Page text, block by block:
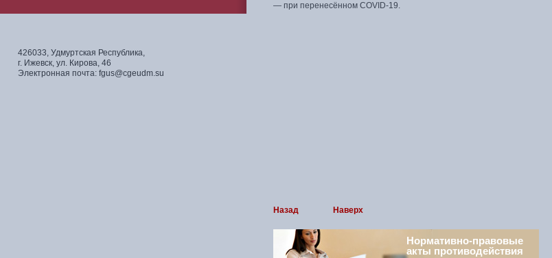
426033, Удмуртская Республика,
г. Ижевск, ул. Кирова, 46
Электронная почта: fgus@cgeudm.su
— при перенесённом COVID-19.
Назад Наверх
Нормативно-правовые
акты противодействия